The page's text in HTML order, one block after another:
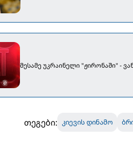
მესამე უკრაინელი "ჟირონაში" -
თეგები: კიევის დინამო